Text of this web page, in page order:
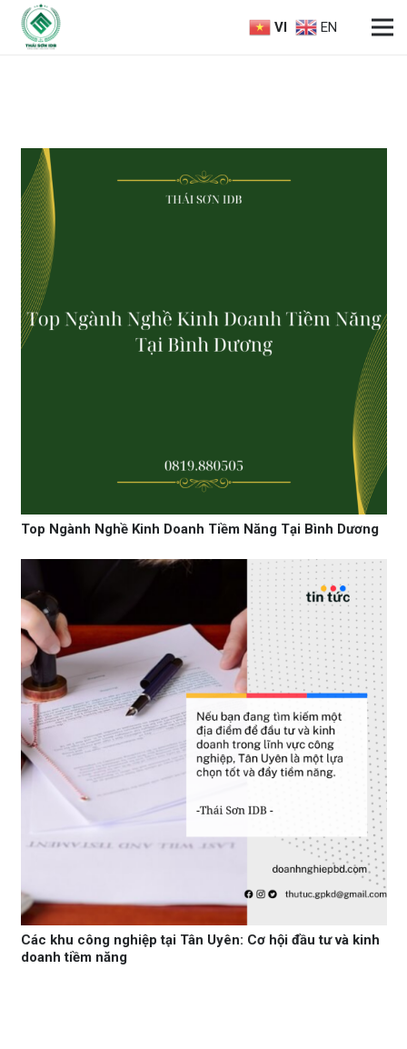
VI EN
Top Ngành Nghề Kinh Doanh Tiềm Năng Tại Bình Dương
Các khu công nghiệp tại Tân Uyên: Cơ hội đầu tư và kinh
doanh tiềm năng